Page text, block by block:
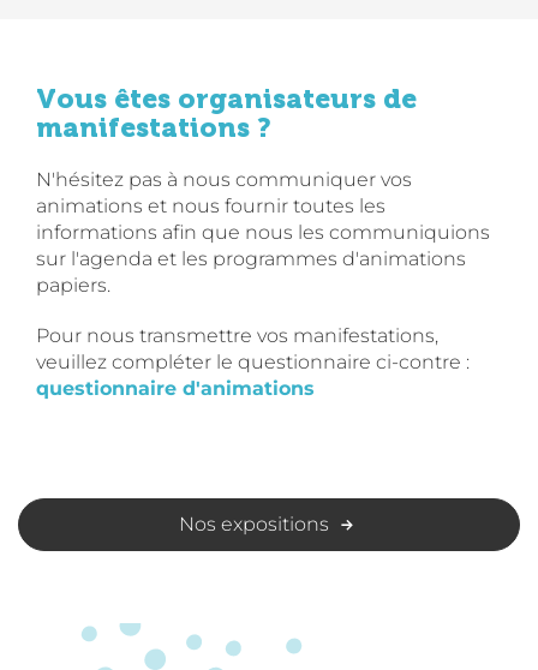
Vous êtes organisateurs de
manifestations ?
N'hésitez pas à nous communiquer vos
animations et nous fournir toutes les
informations afin que nous les communiquions
sur l'agenda et les programmes d'animations
papiers.
Pour nous transmettre vos manifestations,
veuillez compléter le questionnaire ci-contre :
questionnaire d'animations
Nos expositions